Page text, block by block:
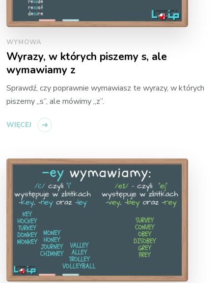
WYMOWA
Wyrazy, w których piszemy s, ale
wymawiamy z
Sprawdź, czy poprawnie wymawiasz te wyrazy, w których
piszemy „s”, ale mówimy „z”.
WIĘCEJ